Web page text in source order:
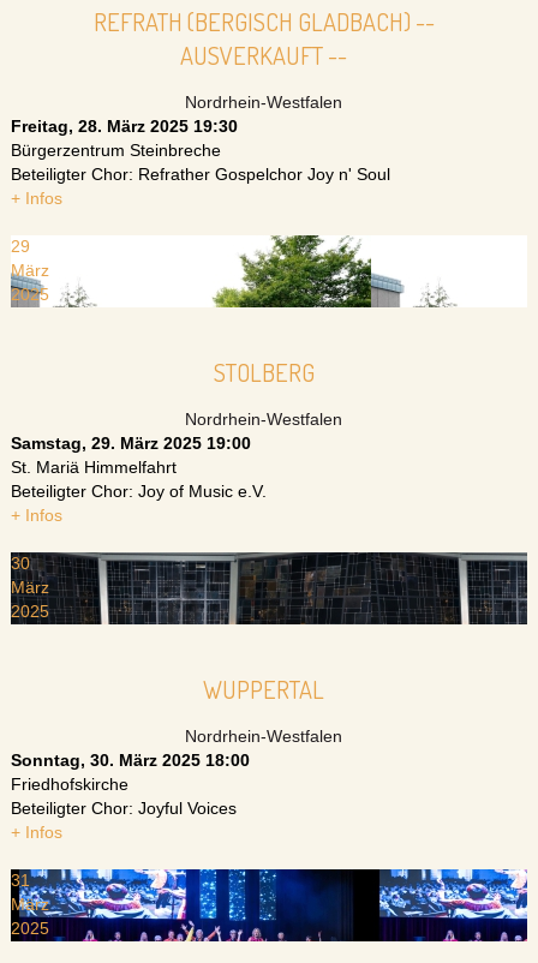
REFRATH (BERGISCH GLADBACH) --
AUSVERKAUFT --
Nordrhein-Westfalen
Freitag, 28. März 2025 19:30
Bürgerzentrum Steinbreche
Beteiligter Chor: Refrather Gospelchor Joy n' Soul
+ Infos
29
März
2025
STOLBERG
Nordrhein-Westfalen
Samstag, 29. März 2025 19:00
St. Mariä Himmelfahrt
Beteiligter Chor: Joy of Music e.V.
+ Infos
30
März
2025
WUPPERTAL
Nordrhein-Westfalen
Sonntag, 30. März 2025 18:00
Friedhofskirche
Beteiligter Chor: Joyful Voices
+ Infos
31
März
2025